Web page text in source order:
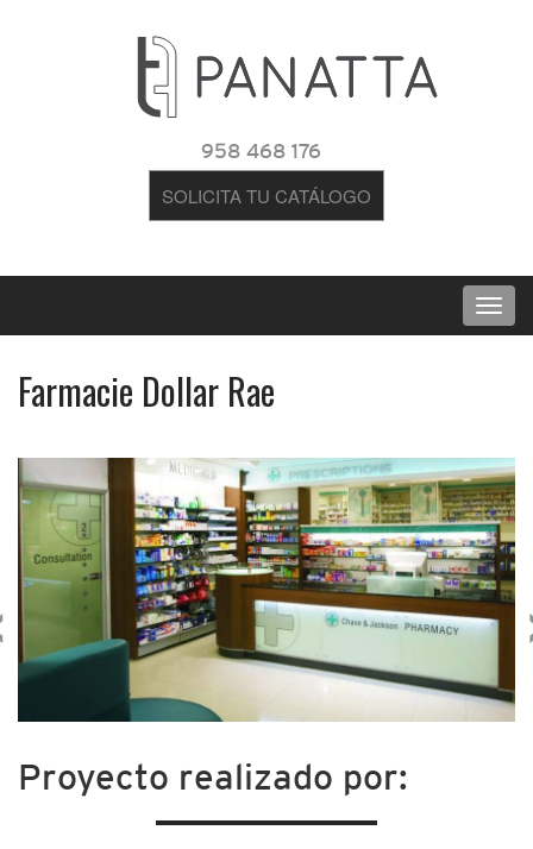
958 468 176
SOLICITA TU CATÁLOGO
Farmacie Dollar Rae
Proyecto realizado por: